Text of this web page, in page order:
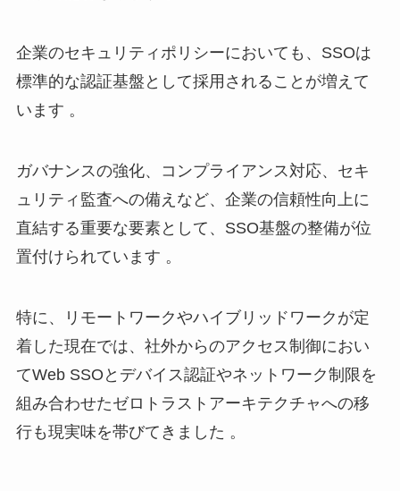
企業のセキュリティポリシーにおいても、SSOは
標準的な認証基盤として採用されることが増えて
います 。
ガバナンスの強化、コンプライアンス対応、セキ
ュリティ監査への備えなど、企業の信頼性向上に
直結する重要な要素として、SSO基盤の整備が位
置付けられています 。
特に、リモートワークやハイブリッドワークが定
着した現在では、社外からのアクセス制御におい
てWeb SSOとデバイス認証やネットワーク制限を
組み合わせたゼロトラストアーキテクチャへの移
行も現実味を帯びてきました 。